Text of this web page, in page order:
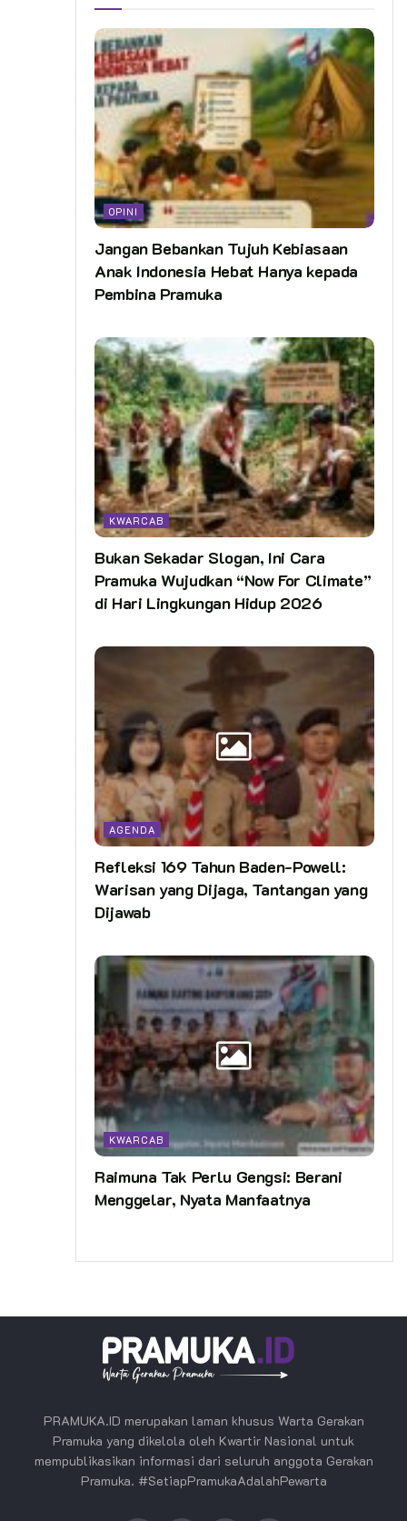
OPINI
Jangan Bebankan Tujuh Kebiasaan
Anak Indonesia Hebat Hanya kepada
Pembina Pramuka
KWARCAB
Bukan Sekadar Slogan, Ini Cara
Pramuka Wujudkan “Now For Climate”
di Hari Lingkungan Hidup 2026
AGENDA
Refleksi 169 Tahun Baden-Powell:
Warisan yang Dijaga, Tantangan yang
Dijawab
KWARCAB
Raimuna Tak Perlu Gengsi: Berani
Menggelar, Nyata Manfaatnya
PRAMUKA.ID merupakan laman khusus Warta Gerakan
Pramuka yang dikelola oleh Kwartir Nasional untuk
mempublikasikan informasi dari seluruh anggota Gerakan
Pramuka. #SetiapPramukaAdalahPewarta